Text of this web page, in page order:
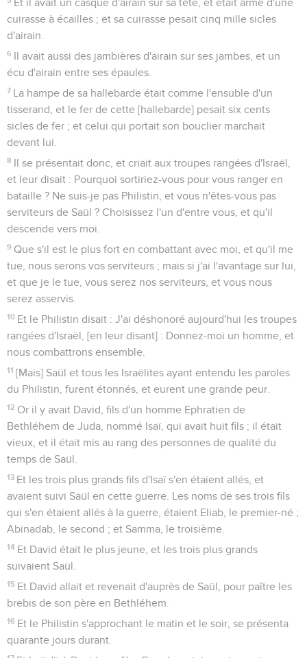
Et il avait un casque d'airain sur sa tête, et était armé d'une
cuirasse à écailles ; et sa cuirasse pesait cinq mille sicles
d'airain.
6 Il avait aussi des jambières d'airain sur ses jambes, et un
écu d'airain entre ses épaules.
7 La hampe de sa hallebarde était comme l'ensuble d'un
tisserand, et le fer de cette [hallebarde] pesait six cents
sicles de fer ; et celui qui portait son bouclier marchait
devant lui.
8 Il se présentait donc, et criait aux troupes rangées d'Israël,
et leur disait : Pourquoi sortiriez-vous pour vous ranger en
bataille ? Ne suis-je pas Philistin, et vous n'êtes-vous pas
serviteurs de Saül ? Choisissez l'un d'entre vous, et qu'il
descende vers moi.
9 Que s'il est le plus fort en combattant avec moi, et qu'il me
tue, nous serons vos serviteurs ; mais si j'ai l'avantage sur lui,
et que je le tue, vous serez nos serviteurs, et vous nous
serez asservis.
10 Et le Philistin disait : J'ai déshonoré aujourd'hui les troupes
rangées d'Israël, [en leur disant] : Donnez-moi un homme, et
nous combattrons ensemble.
11 [Mais] Saül et tous les Israëlites ayant entendu les paroles
du Philistin, furent étonnés, et eurent une grande peur.
12 Or il y avait David, fils d'un homme Ephratien de
Bethléhem de Juda, nommé Isaï, qui avait huit fils ; il était
vieux, et il était mis au rang des personnes de qualité du
temps de Saül.
13 Et les trois plus grands fils d'Isaï s'en étaient allés, et
avaient suivi Saül en cette guerre. Les noms de ses trois fils
qui s'en étaient allés à la guerre, étaient Eliab, le premier-né ;
Abinadab, le second ; et Samma, le troisième.
14 Et David était le plus jeune, et les trois plus grands
suivaient Saül.
15 Et David allait et revenait d'auprès de Saül, pour paître les
brebis de son père en Bethléhem.
16 Et le Philistin s'approchant le matin et le soir, se présenta
quarante jours durant.